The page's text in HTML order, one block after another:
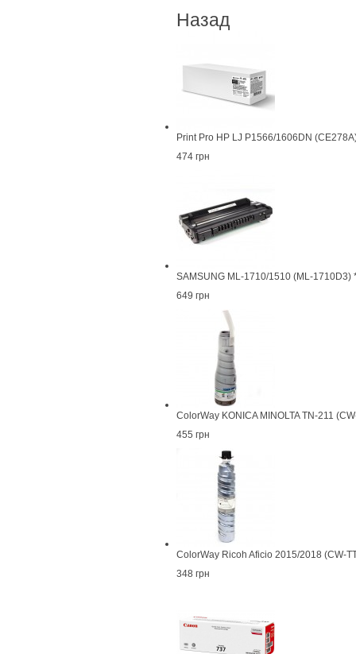
Назад
Print Pro HP LJ P1566/1606DN
474 грн
SAMSUNG ML-1710/1510 (ML-1710D3)
649 грн
ColorWay KONICA MINOLTA TN-211
455 грн
ColorWay Ricoh Aficio 2015/2018 (CW-
348 грн